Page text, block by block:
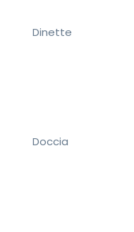
Dinette
Doccia